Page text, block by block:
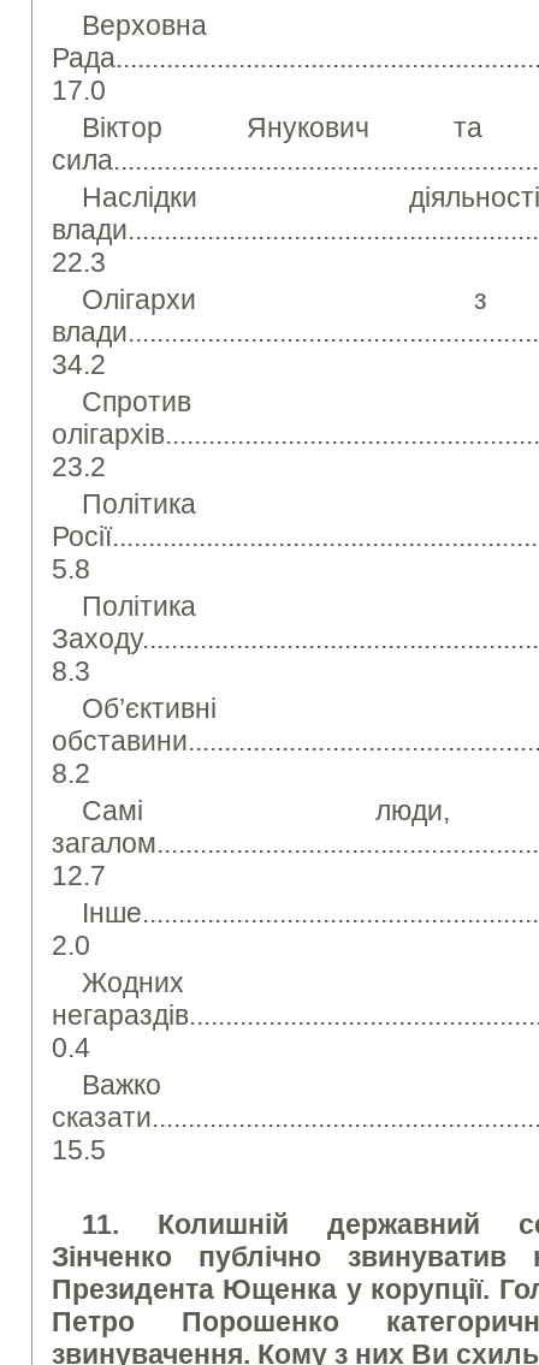
Верховна
17.0
Віктор Янукович та
Наслідки
22.3
Олігархи
34.2
Спротив
23.2
Політика
5.8
Політика
8.3
Об’єктивні
8.2
Самі люди,
12.7
2.0
Жодних
0.4
Важко
15.5
11. Колишній державний
Зінченко публічно звинуватив
Президента Ющенка у корупції.
Петро Порошенко
звинувачення. Кому з них Ви